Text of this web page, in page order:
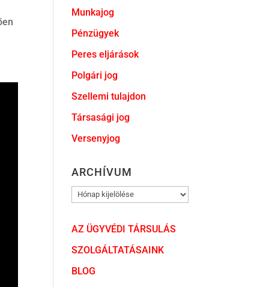
Munkajog
Pénzügyek
Peres eljárások
Polgári jog
Szellemi tulajdon
Társasági jog
Versenyjog
ARCHÍVUM
ARCHÍVUM
AZ ÜGYVÉDI TÁRSULÁS
SZOLGÁLTATÁSAINK
BLOG